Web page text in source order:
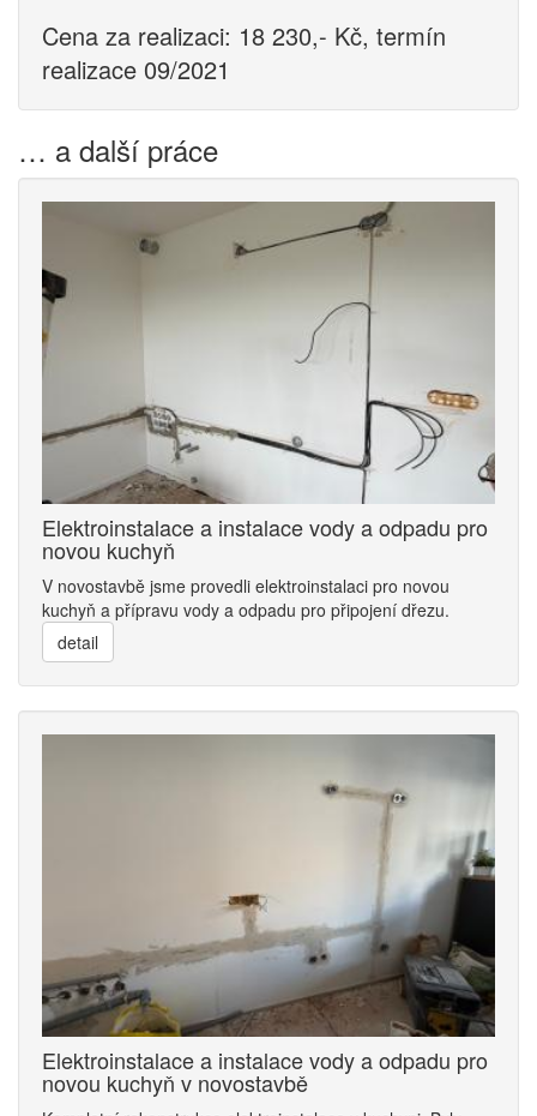
Cena za realizaci: 18 230,- Kč, termín
realizace 09/2021
… a další práce
Elektroinstalace a instalace vody a odpadu pro
novou kuchyň
V novostavbě jsme provedli elektroinstalaci pro novou
kuchyň a přípravu vody a odpadu pro připojení dřezu.
detail
Elektroinstalace a instalace vody a odpadu pro
novou kuchyň v novostavbě